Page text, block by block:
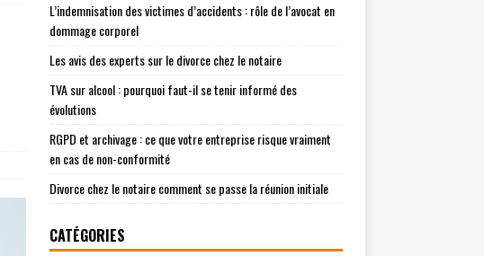
L’indemnisation des victimes d’accidents : rôle de l’avocat en
dommage corporel
Les avis des experts sur le divorce chez le notaire
TVA sur alcool : pourquoi faut-il se tenir informé des
évolutions
RGPD et archivage : ce que votre entreprise risque vraiment
en cas de non-conformité
Divorce chez le notaire comment se passe la réunion initiale
CATÉGORIES